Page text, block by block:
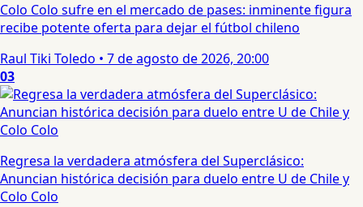
Colo Colo sufre en el mercado de pases: inminente figura
recibe potente oferta para dejar el fútbol chileno
Raul Tiki Toledo • 7 de agosto de 2026, 20:00
03
Regresa la verdadera atmósfera del Superclásico:
Anuncian histórica decisión para duelo entre U de Chile y
Colo Colo